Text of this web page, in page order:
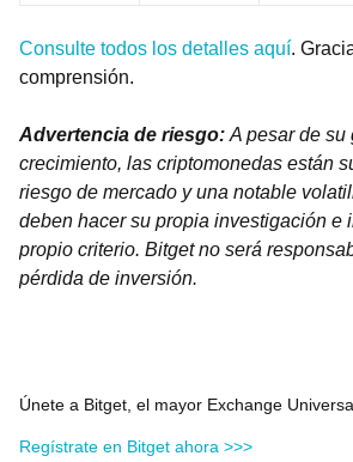
Consulte todos los detalles aquí.
comprensión.
Advertencia de riesgo: A pesar de su
crecimiento, las criptomonedas están
riesgo de mercado y una notable
deben hacer su propia investigación e
propio criterio. Bitget no será
pérdida de inversión.
Únete a Bitget, el mayor Exchange
Regístrate en Bitget ahora >>>